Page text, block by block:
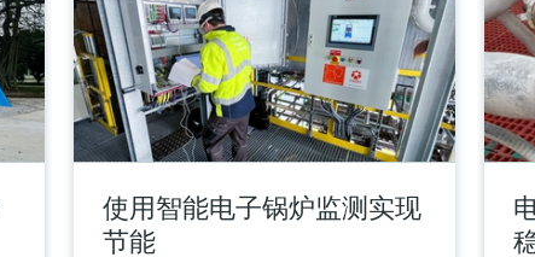
使用智能电子锅炉监测实现
节能